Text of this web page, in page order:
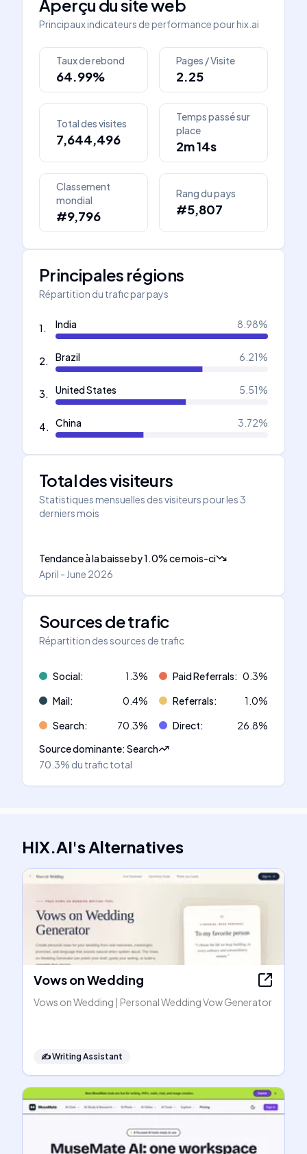
Aperçu du site web
Principaux indicateurs de performance pourhix.ai
Taux de rebond
64.99%
Pages / Visite
2.25
Total des visites
7,644,496
Temps passé sur
place
2m 14s
Classement
mondial
#9,796
Rang du pays
#5,807
Principales régions
Répartition du trafic par pays
1. India 8.98%
2. Brazil 6.21%
3. United States 5.51%
4. China 3.72%
Total des visiteurs
Statistiques mensuelles des visiteurs pour les 3
derniers mois
Tendance à la baisseby1.0%ce mois-ci
April - June 2026
Sources de trafic
Répartition des sources de trafic
Social: 1.3% Paid Referrals: 0.3%
Mail: 0.4% Referrals: 1.0%
Search: 70.3% Direct: 26.8%
Source dominante:Search
70.3% du trafic total
HIX.AI'sAlternatives
Vows on Wedding
Vows on Wedding | Personal Wedding Vow Generator
✍️Writing Assistant